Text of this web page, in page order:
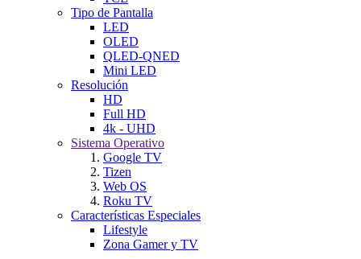
Tipo de Pantalla
LED
OLED
QLED-QNED
Mini LED
Resolución
HD
Full HD
4k - UHD
Sistema Operativo
Google TV
Tizen
Web OS
Roku TV
Características Especiales
Lifestyle
Zona Gamer y TV